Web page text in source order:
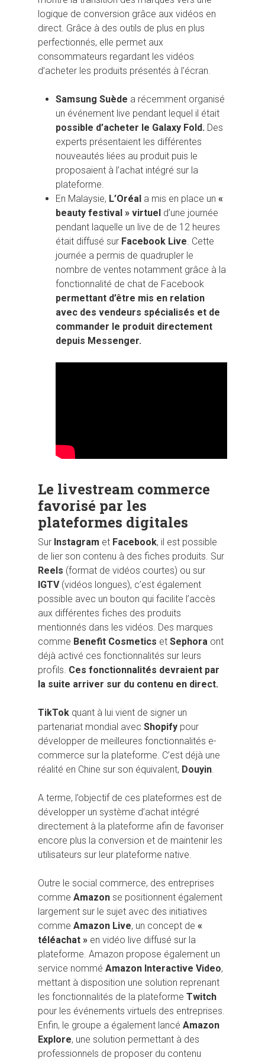
logique de conversion grâce aux vidéos en
direct. Grâce à des outils de plus en plus
perfectionnés, elle permet aux
consommateurs regardant les vidéos
d’acheter les produits présentés à l’écran.
Samsung Suède a récemment organisé
un événement live pendant lequel il était
possible d’acheter le Galaxy Fold. Des
experts présentaient les différentes
nouveautés liées au produit puis le
proposaient à l’achat intégré sur la
plateforme.
En Malaysie, L’Oréal a mis en place un «
beauty festival » virtuel d’une journée
pendant laquelle un live de de 12 heures
était diffusé sur Facebook Live . Cette
journée a permis de quadrupler le
nombre de ventes notamment grâce à la
fonctionnalité de chat de Facebook
permettant d’être mis en relation
avec des vendeurs spécialisés et de
commander le produit directement
depuis Messenger.
Le livestream commerce
favorisé par les
plateformes digitales
Sur Instagram et Facebook, il est possible
de lier son contenu à des fiches produits. Sur
Reels (format de vidéos courtes) ou sur
IGTV(vidéos longues), c’est également
possible avec un bouton qui facilite l’accès
aux différentes fiches des produits
mentionnés dans les vidéos. Des marques
comme Benefit Cosmetics et Sephora ont
déjà activé ces fonctionnalités sur leurs
profils. Ces fonctionnalités devraient par
la suite arriver sur du contenu en direct.
TikTok quant à lui vient de signer un
partenariat mondial avec Shopify pour
développer de meilleures fonctionnalités e-
commerce sur la plateforme. C’est déjà une
réalité en Chine sur son équivalent, Douyin.
A terme, l’objectif de ces plateformes est de
développer un système d’achat intégré
directement à la plateforme afin de favoriser
encore plus la conversion et de maintenir les
utilisateurs sur leur plateforme native.
Outre le social commerce, des entreprises
comme Amazon se positionnent également
largement sur le sujet avec des initiatives
comme Amazon Live, un concept de «
téléachat » en vidéo live diffusé sur la
plateforme. Amazon propose également un
service nommé Amazon Interactive Video,
mettant à disposition une solution reprenant
les fonctionnalités de la plateforme Twitch
pour les événements virtuels des entreprises.
Enfin, le groupe a également lancé Amazon
Explore, une solution permettant à des
professionnels de proposer du contenu